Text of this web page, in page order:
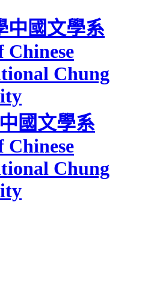
國文學系
Chinese
Chung